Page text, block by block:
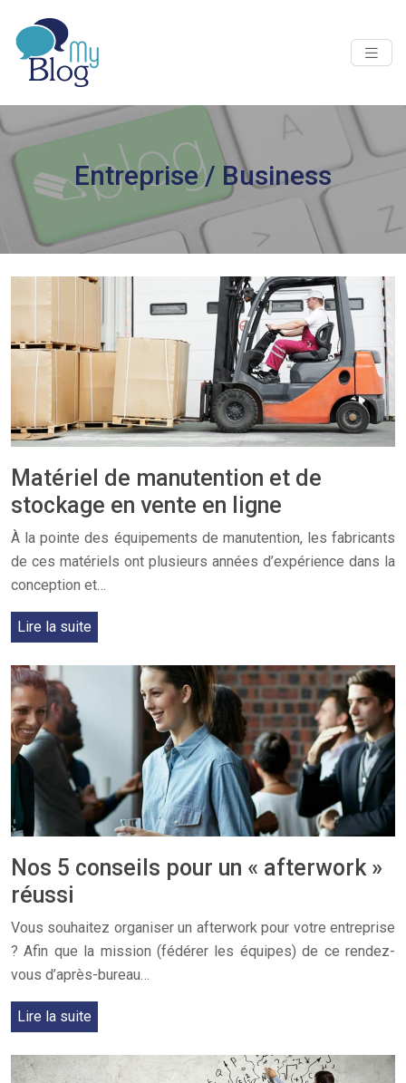
Entreprise / Business
Matériel de manutention et de
stockage en vente en ligne
À la pointe des équipements de manutention, les fabricants
de ces matériels ont plusieurs années d’expérience dans la
conception et…
Lire la suite
Nos 5 conseils pour un « afterwork »
réussi
Vous souhaitez organiser un afterwork pour votre entreprise
? Afin que la mission (fédérer les équipes) de ce rendez-
vous d’après-bureau…
Lire la suite